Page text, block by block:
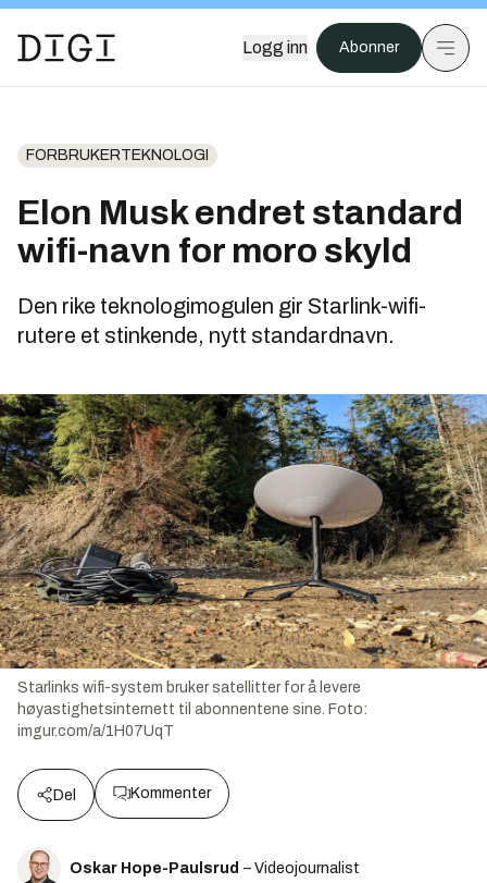
Logg inn Abonner
FORBRUKERTEKNOLOGI
Elon Musk endret standard
wifi-navn for moro skyld
Den rike teknologimogulen gir Starlink-wifi-
rutere et stinkende, nytt standardnavn.
Starlinks wifi-system bruker satellitter for å levere
høyastighetsinternett til abonnentene sine. Foto:
imgur.com/a/1H07UqT
Del Kommenter
Oskar Hope-Paulsrud – Videojournalist